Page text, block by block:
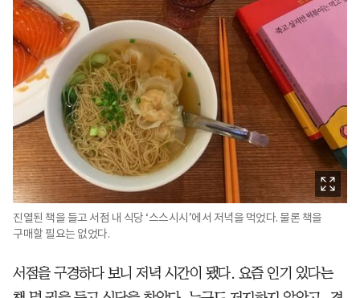
진열된 책을 들고 서점 내 식당 ‘스스시시’에서 저녁을 먹었다. 물론 책을
구매할 필요는 없었다.
서점을 구경하다 보니 저녁 시간이 됐다. 요즘 인기 있다는